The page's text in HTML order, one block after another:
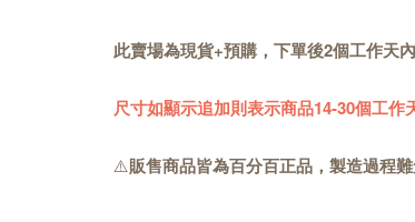
此賣場為現貨+預購，下單後2個工作天
尺寸如顯示追加則表示商品14-30個工
⚠️販售商品皆為百分百正品，製造過程